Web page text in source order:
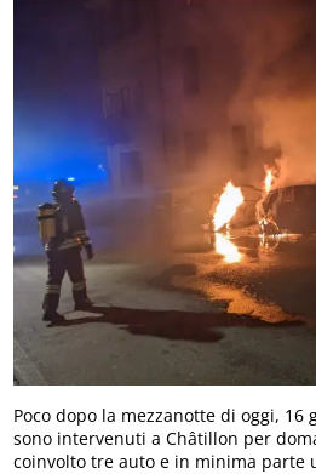
Poco dopo la mezzanotte di oggi,
sono intervenuti a Châtillon per
coinvolto tre auto e in minima parte